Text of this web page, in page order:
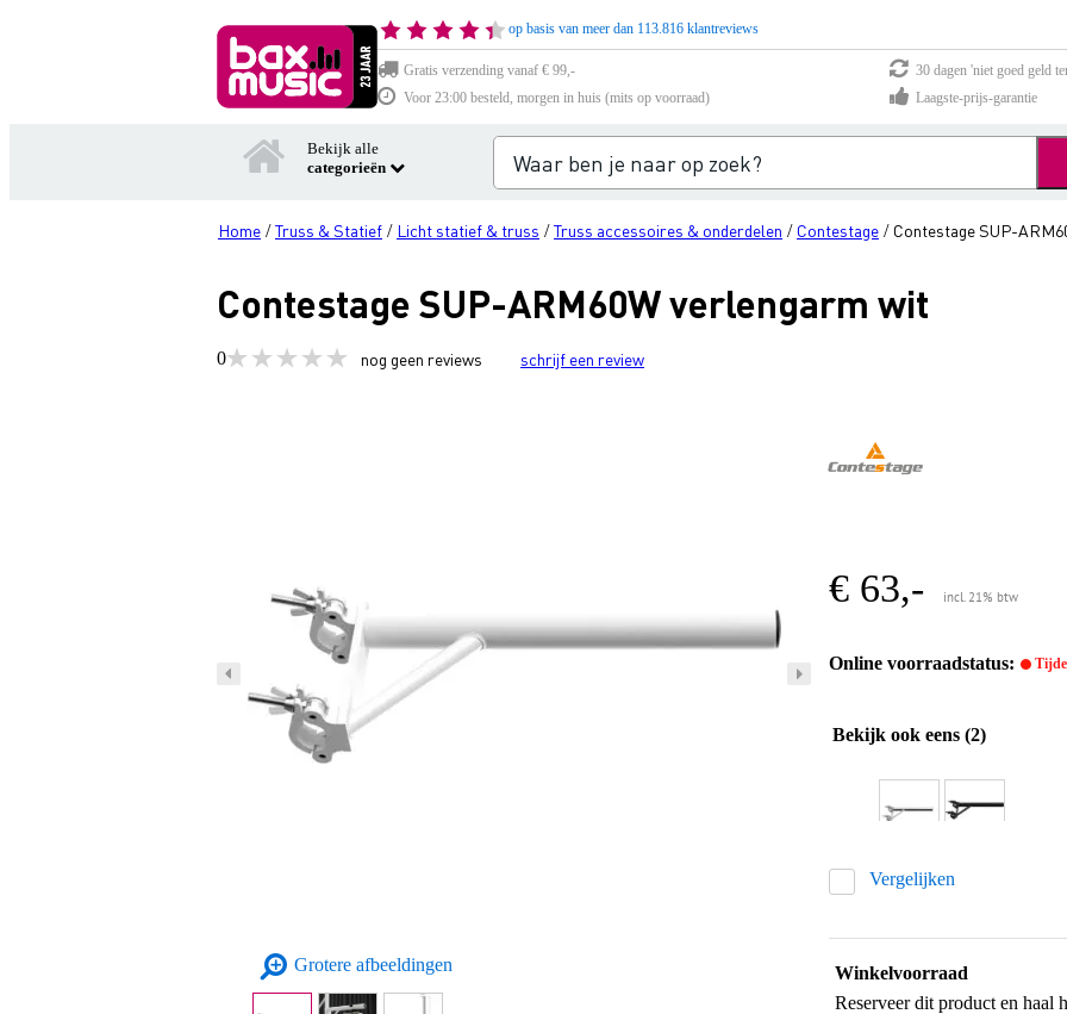
op basis van meer dan 113.816 klantreviews
Gratis verzending vanaf € 99,-
30 dagen 'niet goed geld
Voor 23:00 besteld, morgen in huis (mits op voorraad)
Laagste-prijs-garantie
Bekijk alle
categorieën
Home /Truss & Statief / Licht statief & truss /Truss accessoires & onderdelen / Contestage / Contestage SUP-
Contestage SUP-ARM60W verlengarm wit
0 nog geen reviews schrijf een review
Grotere afbeeldingen
€ 63,- incl. 21% btw
Online voorraadstatus:
Bekijk ook eens (2)
Vergelijken
Winkelvoorraad
Reserveer dit product en haal